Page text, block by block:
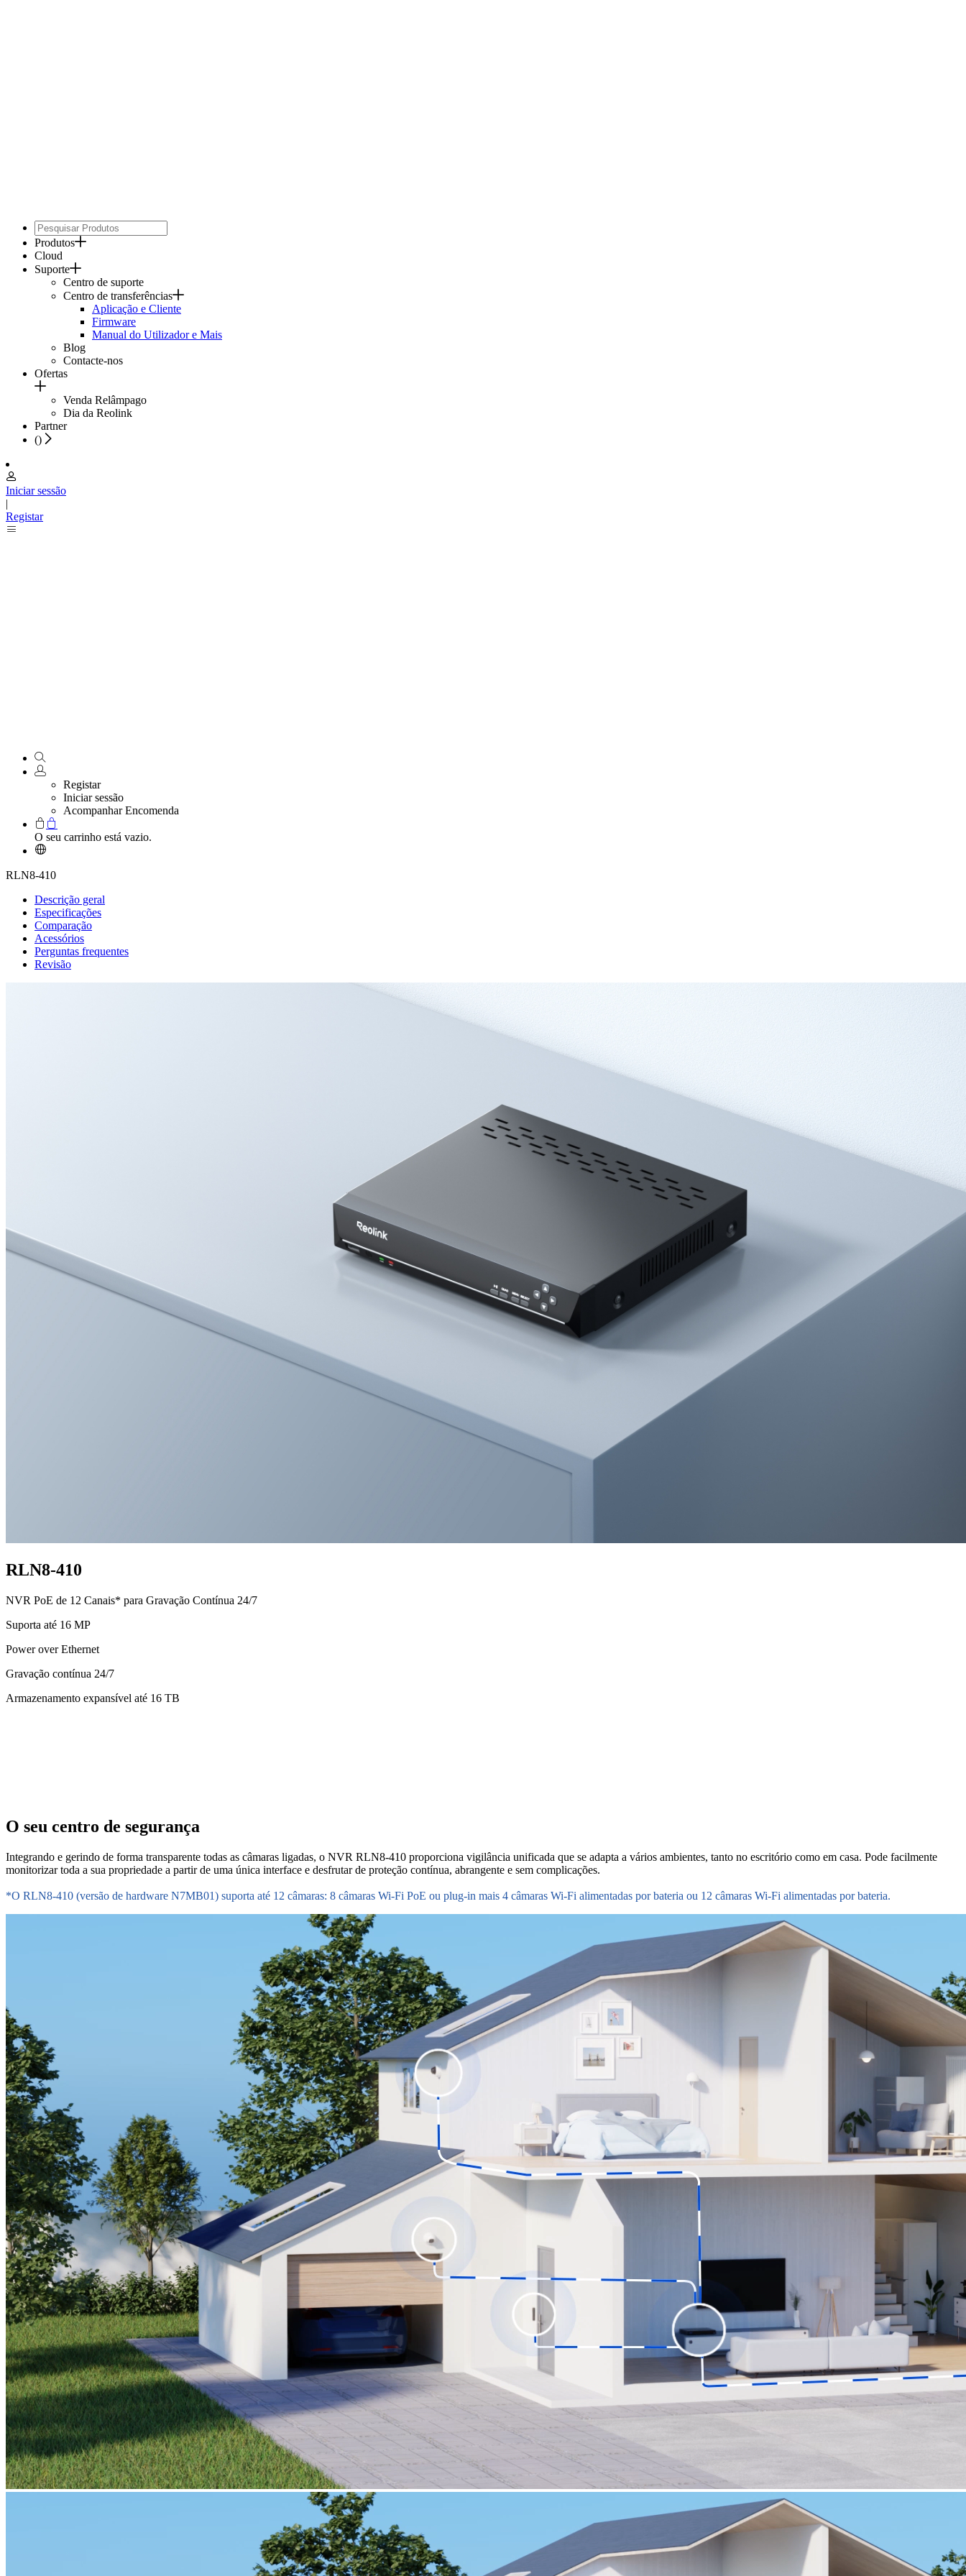
Produtos
Cloud
Suporte
Centro de suporte
Centro de transferências
Aplicação e Cliente
Firmware
Manual do Utilizador e Mais
Blog
Contacte-nos
Ofertas
Venda Relâmpago
Dia da Reolink
Partner
()
Iniciar sessão
|
Registar
Registar
Iniciar sessão
Acompanhar Encomenda
O seu carrinho está vazio.
RLN8-410
Descrição geral
Especificações
Comparação
Acessórios
Perguntas frequentes
Revisão
RLN8-410
NVR PoE de 12 Canais* para Gravação Contínua 24/7
Suporta até 16 MP
Power over Ethernet
Gravação contínua 24/7
Armazenamento expansível até 16 TB
O seu centro de segurança
Integrando e gerindo de forma transparente todas as câmaras ligadas, o NVR RLN8-410 proporciona vigilância unificada que se adapta a vários ambientes, tanto no escritório como em casa. Pode facilmente
monitorizar toda a sua propriedade a partir de uma única interface e desfrutar de proteção contínua, abrangente e sem complicações.
*O RLN8-410 (versão de hardware N7MB01) suporta até 12 câmaras: 8 câmaras Wi-Fi PoE ou plug-in mais 4 câmaras Wi-Fi alimentadas por bateria ou 12 câmaras Wi-Fi alimentadas por bateria.